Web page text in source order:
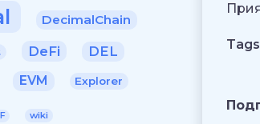
DecimalChain
DeFi DEL
EVM Explorer
wiki